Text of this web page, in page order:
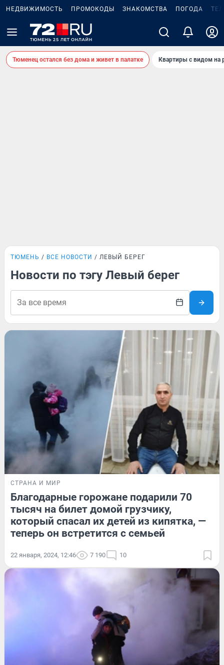
НЕДВИЖИМОСТЬ ПРОМОКОДЫ ЗНАКОМСТВА ПОГОДА
Тюменец остался без дома и живет в палатке Квартиры с видом на
ТЮМЕНЬ ВСЕ НОВОСТИ ЛЕВЫЙ БЕРЕГ
Новости по тэгу Левый берег
СТРАНА И МИР
Благодарные горожане подарили 70
тысяч на билет домой грузчику,
который спасал их детей из кипятка, —
теперь он встретится с семьей
22 января, 2024, 12:46 7 190 10